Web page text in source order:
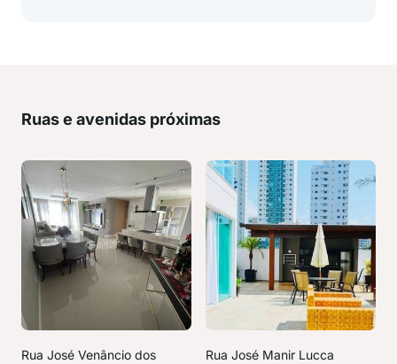
Ruas e avenidas próximas
Rua José Venâncio dos
Rua José Manir Lucca